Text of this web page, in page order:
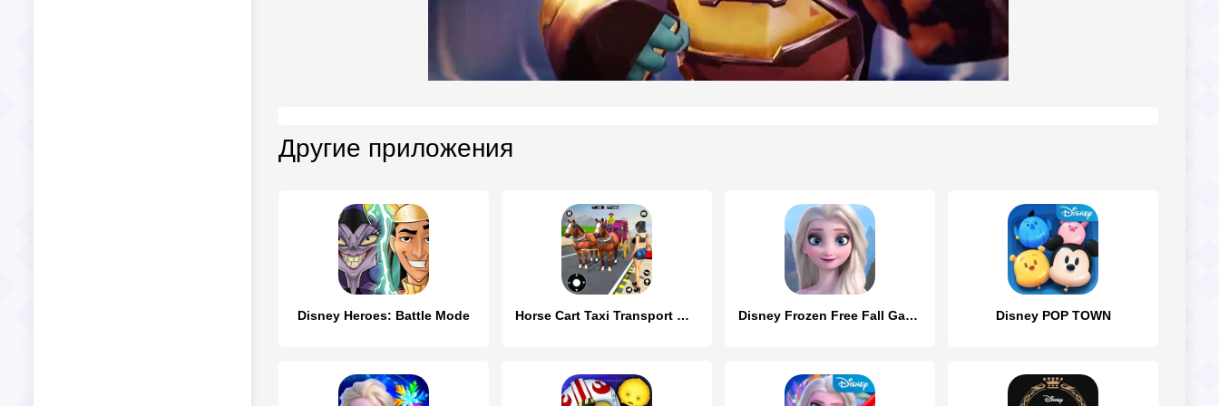
Другие приложения
Disney Heroes: Battle Mode Horse Cart Taxi Transport Game Disney Frozen Free Fall Games Disney POP TOWN